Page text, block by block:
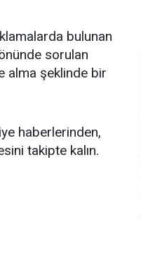
bulunan
sorulan
alma şeklinde bir
haberlerinden,
takipte kalın.